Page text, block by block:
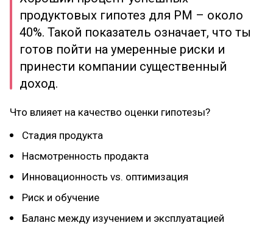
продуктовых гипотез для PM – около
40%. Такой показатель означает, что ты
готов пойти на умеренные риски и
принести компании существенный
доход.
Что влияет на качество оценки гипотезы?
Стадия продукта
Насмотренность продакта
Инновационность vs. оптимизация
Риск и обучение
Баланс между изучением и эксплуатацией